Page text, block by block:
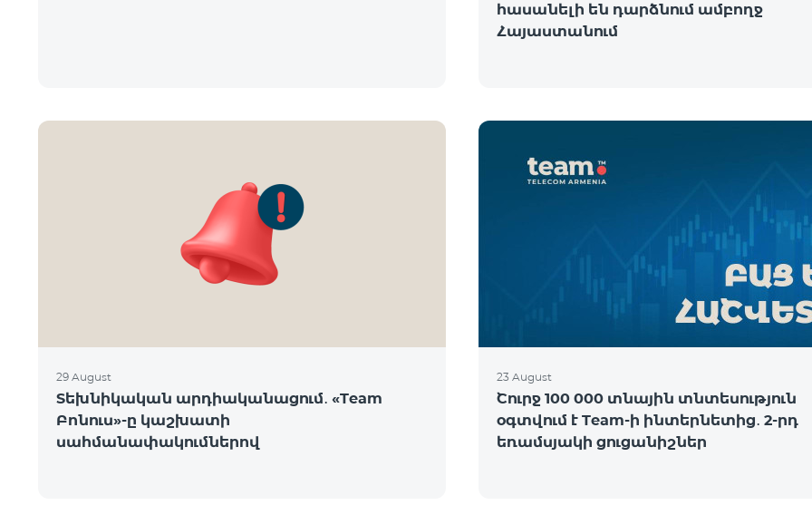
հասանելի են դարձնում ամբողջ
Հայաստանում
29 August
Տեխնիկական արդիականացում․ «Team
Բոնուս»-ը կաշխատի
սահմանափակումներով
23 August
Շուրջ 100 000 տնային տնտեսություն
օգտվում է Team-ի ինտերնետից․ 2-րդ
եռամսյակի ցուցանիշներ